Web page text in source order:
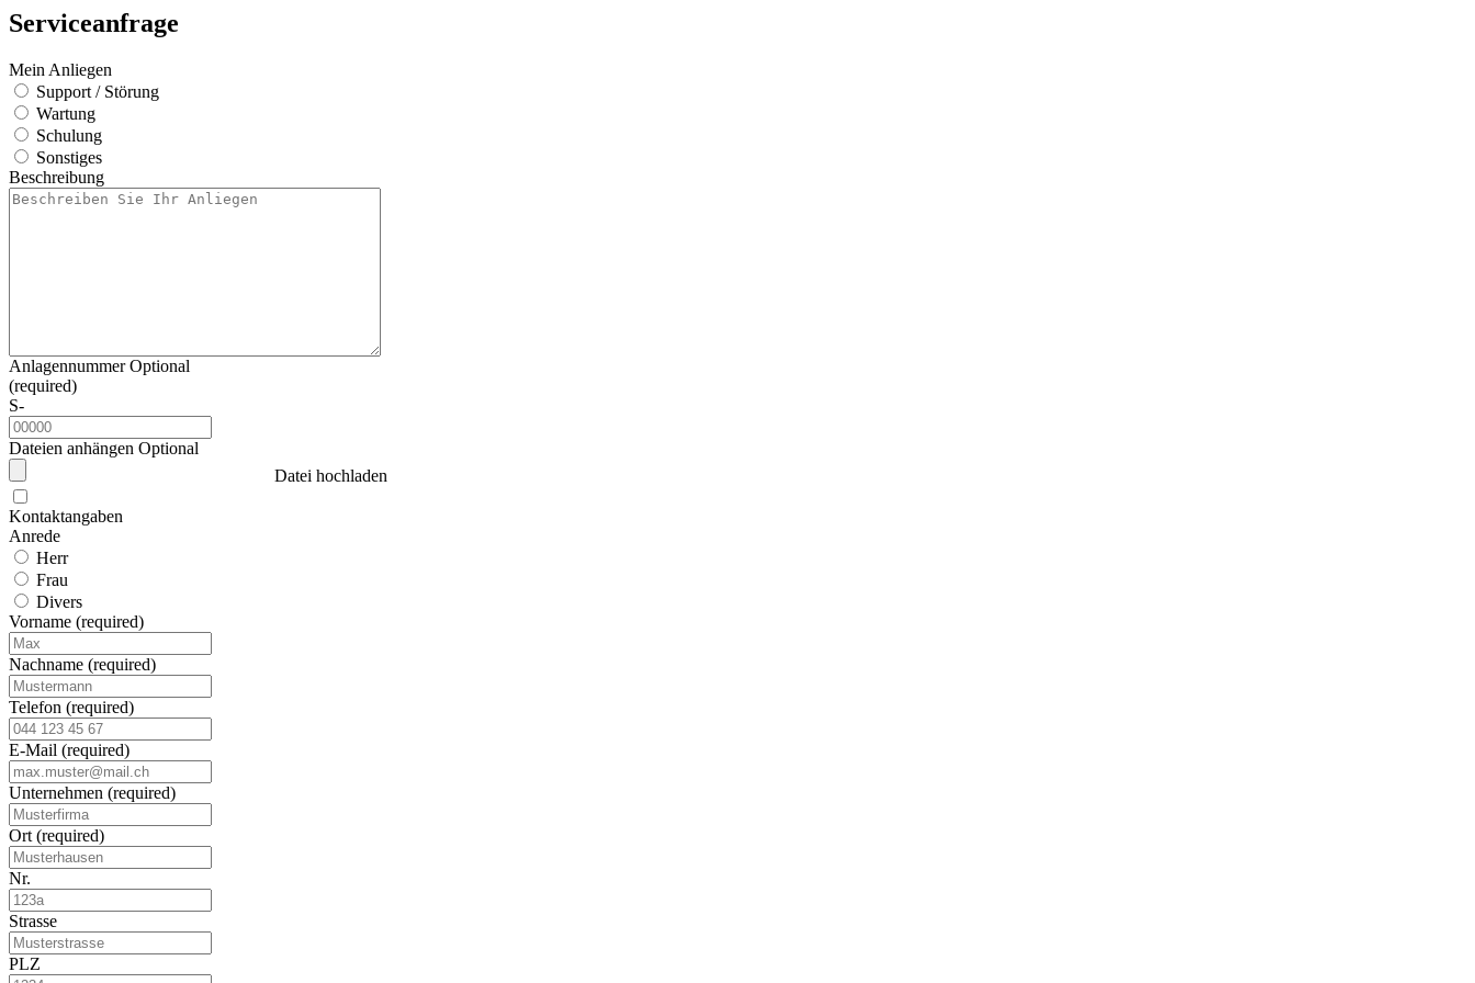
Serviceanfrage
Mein Anliegen
Support / Störung
Wartung
Schulung
Sonstiges
Beschreibung
AnlagennummerOptional
(required)
S-
Dateien anhängen Optional
Datei hochladen
Kontaktangaben
Anrede
Herr
Frau
Divers
Vorname (required)
Nachname (required)
Telefon (required)
E-Mail (required)
Unternehmen (required)
Ort (required)
Nr.
Strasse
PLZ